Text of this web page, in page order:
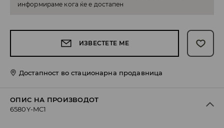
информираме кога ќе е достапен
ИЗВЕСТЕТЕ МЕ
Достапност во стационарна продавница
ОПИС НА ПРОИЗВОДОТ
6580Y-MC1